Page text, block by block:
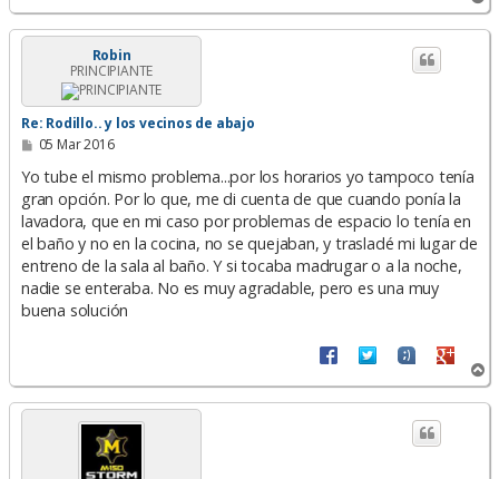
r
r
Robin
PRINCIPIANTE
Re: Rodillo.. y los vecinos de abajo
M
n
a
j
e
05 Mar 2016
Yo tube el mismo problema...por los horarios yo tampoco tenía
gran opción. Por lo que, me di cuenta de que cuando ponía la
lavadora, que en mi caso por problemas de espacio lo tenía en
el baño y no en la cocina, no se quejaban, y trasladé mi lugar de
entreno de la sala al baño. Y si tocaba madrugar o a la noche,
nadie se enteraba. No es muy agradable, pero es una muy
buena solución
r
r